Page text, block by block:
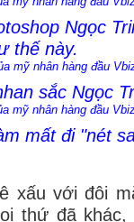
Ngọc
thế này.
sắc Ngọc
mất đi "nét
xấu với đôi
thứ đã